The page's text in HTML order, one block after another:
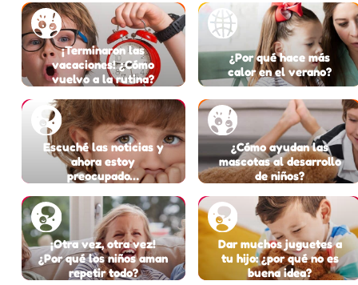
¡Terminaron las
vacaciones! ¿Cómo
vuelvo a la rutina?
¿Por qué hace más
calor en el verano?
Escuché las noticias y
ahora estoy
preocupado…
¿Cómo ayudan las
mascotas al desarrollo
de niños?
¡Otra vez, otra vez!
¿Por qué los niños aman
repetir todo?
Dar muchos juguetes a
tu hijo: ¿por qué no es
buena idea?